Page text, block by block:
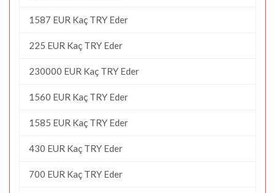
1587 EUR Kaç TRY Eder
225 EUR Kaç TRY Eder
230000 EUR Kaç TRY Eder
1560 EUR Kaç TRY Eder
1585 EUR Kaç TRY Eder
430 EUR Kaç TRY Eder
700 EUR Kaç TRY Eder